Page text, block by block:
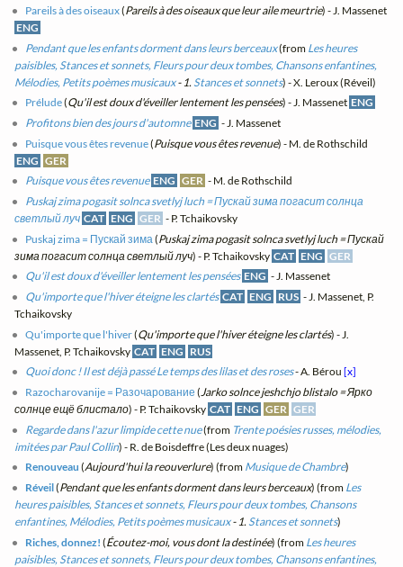
Pareils à des oiseaux(Pareils à des oiseaux que leur aile meurtrie) - J. Massenet
ENG
Pendant que les enfants dorment dans leurs berceaux(from Les heures
paisibles, Stances et sonnets, Fleurs pour deux tombes, Chansons enfantines,
Mélodies, Petits poèmes musicaux- 1. Stances et sonnets) - X. Leroux (Réveil)
Prélude(Qu'il est doux d'éveiller lentement les pensées) - J. Massenet ENG
Profitons bien des jours d'automne ENG - J. Massenet
Puisque vous êtes revenue(Puisque vous êtes revenue) - M. de Rothschild
ENG GER
Puisque vous êtes revenue ENG GER - M. de Rothschild
Puskaj zima pogasit solnca svetlyj luch = Пускай зима погасит солнца
светлый луч CAT ENG GER - P. Tchaikovsky
Puskaj zima = Пускай зима (Puskaj zima pogasit solnca svetlyj luch = Пускай
зима погасит солнца светлый луч) - P. Tchaikovsky CAT ENG GER
Qu'il est doux d'éveiller lentement les pensées ENG - J. Massenet
Qu'importe que l'hiver éteigne les clartés CAT ENG RUS - J. Massenet, P.
Tchaikovsky
Qu'importe que l'hiver(Qu'importe que l'hiver éteigne les clartés) - J.
Massenet, P. Tchaikovsky CAT ENG RUS
Quoi donc ! Il est déjà passé Le temps des lilas et des roses- A. Bérou[x]
Razocharovanije = Разочарование (Jarko solnce jeshchjo blistalo = Ярко
солнце ещё блистало) - P. Tchaikovsky CAT ENG GER GER
Regarde dans l'azur limpide cette nue(from Trente poésies russes, mélodies,
imitées par Paul Collin) - R. de Boisdeffre (Les deux nuages)
Renouveau (Aujourd'hui la reouverlure) (from Musique de Chambre)
Réveil(Pendant que les enfants dorment dans leurs berceaux) (from Les
heures paisibles, Stances et sonnets, Fleurs pour deux tombes, Chansons
enfantines, Mélodies, Petits poèmes musicaux- 1. Stances et sonnets)
Riches, donnez! (Écoutez-moi, vous dont la destinée) (from Les heures
paisibles, Stances et sonnets, Fleurs pour deux tombes, Chansons enfantines,